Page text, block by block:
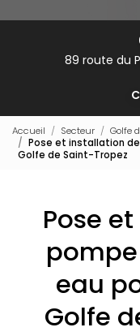
89 route du
Accueil Secteur
Golfe
Pose et installation
Golfe de Saint-Tropez
Pose
eau
Golfe